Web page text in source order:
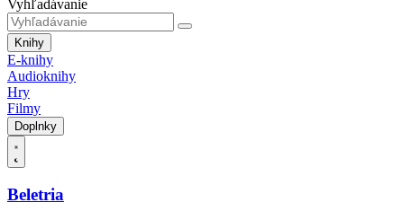
Vyhľadávanie
Knihy
E-knihy
Audioknihy
Hry
Filmy
Doplnky
Beletria